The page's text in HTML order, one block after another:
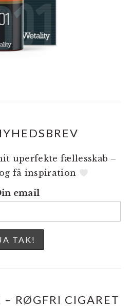
uperfekte fællesskab –
få inspiration
email
RØGFRI CIGARET